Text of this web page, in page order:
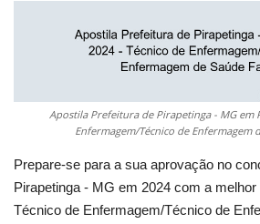
Apostila Prefeitura de Pirapetinga - MG em
Enfermagem/Técnico de Enfermagem
Prepare-se para a sua aprovação no
Pirapetinga - MG em 2024 com a
Técnico de Enfermagem/Técnico de